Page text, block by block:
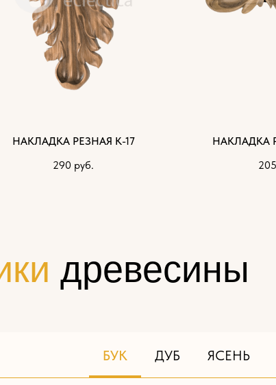
НАКЛАДКА РЕЗНАЯ К-17
290 руб.
НАКЛАДКА
205
древесины
БУК ДУБ ЯСЕНЬ